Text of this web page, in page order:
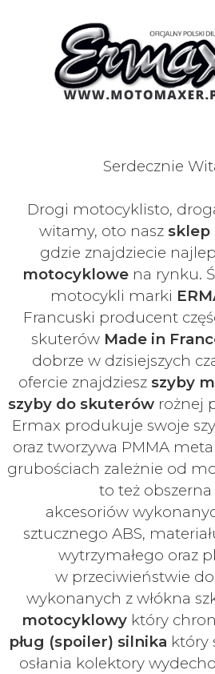
Serdecznie
Drogi motocyklisto,
witamy, oto nasz sklep
gdzie znajdziecie
motocyklowena rynku.
motocykli marki
Francuski producent
skuterów Made in
dobrze w dzisiejszych
ofercie znajdziesz szyby
szyby do skuterówrożnej
Ermax produkuje swoje
oraz tworzywa PMMA
grubościach zależnie od
to też
akcesoriów
sztucznego ABS,
wytrzymałego oraz
w przeciwieństwie
wykonanych z włókna
motocyklowy który
pług (spoiler) silnika który
osłania kolektory